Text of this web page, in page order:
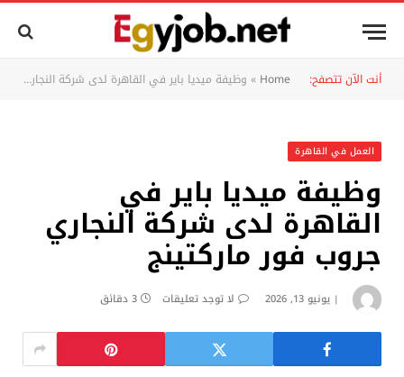
أنت الآن تتصفح: Home
» وظيفة ميديا باير في القاهرة لدى شركة النجاري جروب فور ماركتينج
العمل في القاهرة
وظيفة ميديا باير في
القاهرة لدى شركة النجاري
جروب فور ماركتينج
يونيو 13, 2026 لا توجد تعليقات 3 دقائق